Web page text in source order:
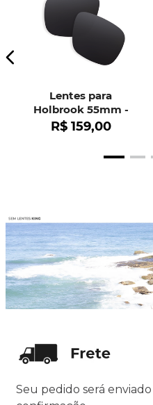
Lentes para
Holbrook 55mm -
OO9102
R$ 159,00
Seu pedido será